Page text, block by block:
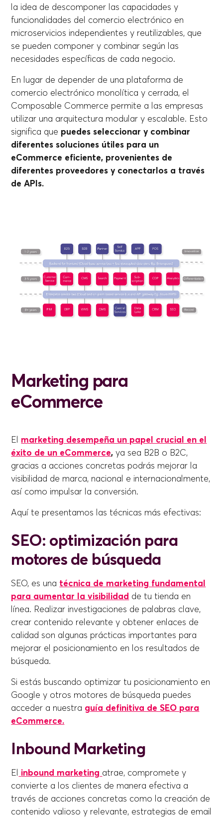
la idea de descomponer las capacidades y
funcionalidades del comercio electrónico en
microservicios independientes y reutilizables, que
se pueden componer y combinar según las
necesidades específicas de cada negocio.
En lugar de depender de una plataforma de
comercio electrónico monolítica y cerrada, el
Composable Commerce permite a las empresas
utilizar una arquitectura modular y escalable. Esto
significa que puedes seleccionar y combinar
diferentes soluciones útiles para un
eCommerce eficiente, provenientes de
diferentes proveedores y conectarlos a través
de APIs.
Marketing para
eCommerce
El marketing desempeña un papel crucial en el
éxito de un eCommerce, ya sea B2B o B2C,
gracias a acciones concretas podrás mejorar la
visibilidad de marca, nacional e internacionalmente,
así como impulsar la conversión.
Aquí te presentamos las técnicas más efectivas:
SEO: optimización para
motores de búsqueda
SEO, es una técnica de marketing fundamental
para aumentar la visibilidad de tu tienda en
línea. Realizar investigaciones de palabras clave,
crear contenido relevante y obtener enlaces de
calidad son algunas prácticas importantes para
mejorar el posicionamiento en los resultados de
búsqueda.
Si estás buscando optimizar tu posicionamiento en
Google y otros motores de búsqueda puedes
acceder a nuestra guía definitiva de SEO para
eCommerce.
Inbound Marketing
El inbound marketing atrae, compromete y
convierte a los clientes de manera efectiva a
través de acciones concretas como la creación de
contenido valioso y relevante, estrategias de email